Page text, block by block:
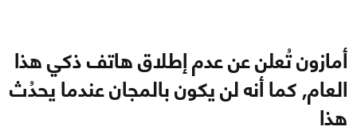
أمازون تُعلن عن عدم إطلاق هاتف ذكي هذا
العام, كما أنه لن يكون بالمجان عندما يحدُث
هذا